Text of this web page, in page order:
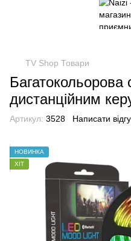
TV Shop Товари
Багатокольорова
дистанційним
Артикул: 3528 Написати
НОВИНКА
ХІТ